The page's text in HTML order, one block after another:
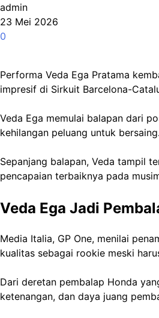
admin
23 Mei 2026
0
Performa Veda Ega Pratama
impresif di Sirkuit Barcelona-
Veda Ega memulai balapan dari
kehilangan peluang untuk bersaing.
Sepanjang balapan, Veda tampil
pencapaian terbaiknya pada
Veda Ega Jadi
Media Italia, GP One, menilai
kualitas sebagai rookie meski
Dari deretan pembalap Honda
ketenangan, dan daya juang